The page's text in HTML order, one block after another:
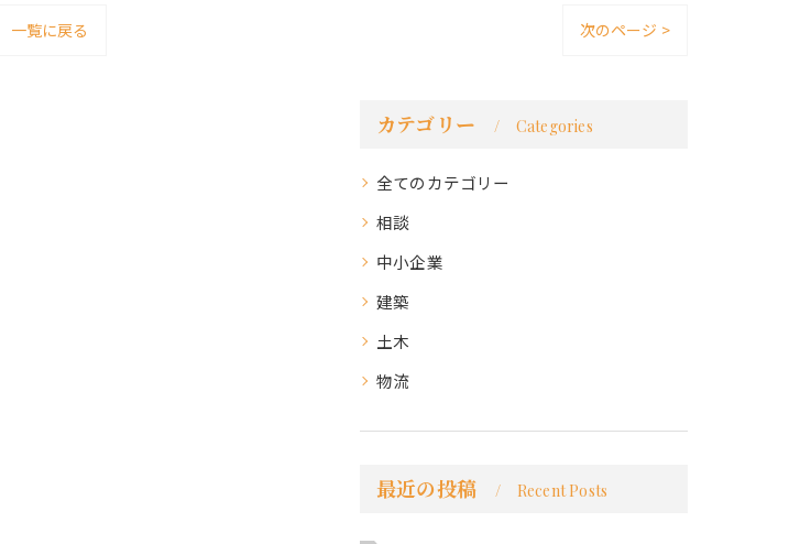
一覧に戻る 次のページ >
カテゴリー Categories
全てのカテゴリー
相談
中小企業
建築
土木
物流
最近の投稿 Recent Posts